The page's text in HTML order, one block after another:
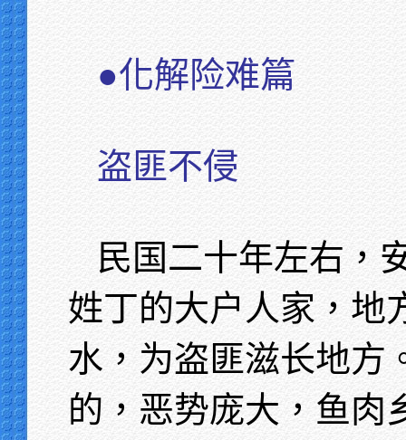
●化解险难篇
盗匪不侵
民国二十年左右，
姓丁的大户人家，地
水，为盗匪滋长地方
的，恶势庞大，鱼肉